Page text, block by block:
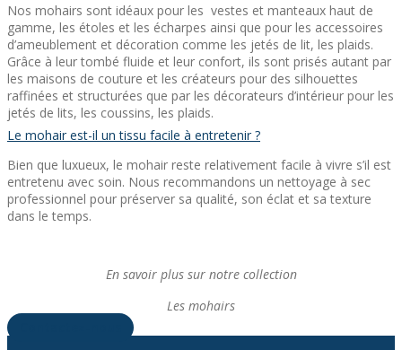
Nos mohairs sont idéaux pour les vestes et manteaux haut de
gamme, les étoles et les écharpes ainsi que pour les accessoires
d’ameublement et décoration comme les jetés de lit, les plaids.
Grâce à leur tombé fluide et leur confort, ils sont prisés autant par
les maisons de couture et les créateurs pour des silhouettes
raffinées et structurées que par les décorateurs d’intérieur pour les
jetés de lits, les coussins, les plaids.
Le mohair est-il un tissu facile à entretenir ?
Bien que luxueux, le mohair reste relativement facile à vivre s’il est
entretenu avec soin. Nous recommandons un nettoyage à sec
professionnel pour préserver sa qualité, son éclat et sa texture
dans le temps.
En savoir plus sur notre collection
Les mohairs